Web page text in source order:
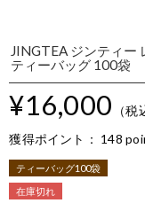
JINGTEA ジンティー
ティーバッグ 100袋
¥16,000 （税
獲得ポイント： 148
ティーバッグ100袋
在庫切れ